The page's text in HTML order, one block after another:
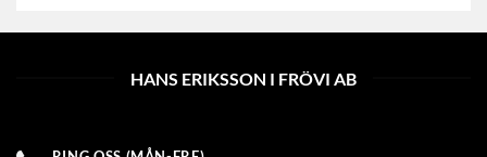
HANS ERIKSSON I FRÖVI AB